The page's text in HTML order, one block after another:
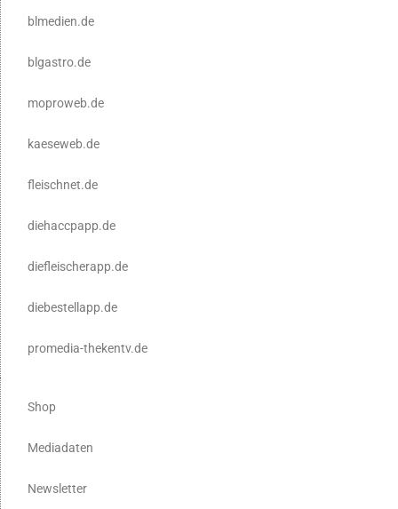
blmedien.de
blgastro.de
moproweb.de
kaeseweb.de
fleischnet.de
diehaccpapp.de
diefleischerapp.de
diebestellapp.de
promedia-thekentv.de
Shop
Mediadaten
Newsletter